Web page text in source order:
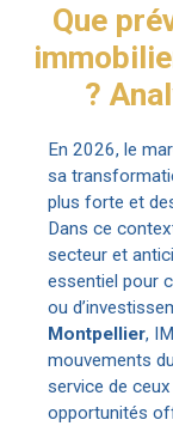
Que
?
En 2026, le
sa
plus forte et
Dans ce
secteur et
essentiel pour
ou
Montpellier,
mouvements
service de
opportunités